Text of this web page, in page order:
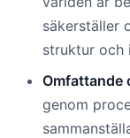
säkerställer
struktur och
Omfattande
genom